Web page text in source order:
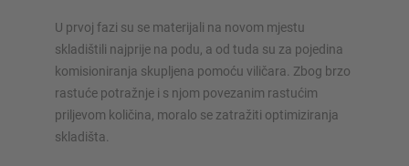
U prvoj fazi su se materijali na novom mjestu
skladištili najprije na podu, a od tuda su za pojedina
komisioniranja skupljena pomoću viličara. Zbog brzo
rastuće potražnje i s njom povezanim rastućim
priljevom količina, moralo se zatražiti optimiziranja
skladišta.